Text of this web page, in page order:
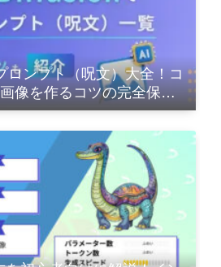
ロンプト（呪文）大全！コ
像を作るコツの完全保存